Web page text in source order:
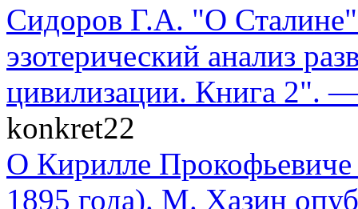
Сидоров Г.А. "О
эзотерический анализ
цивилизации. Книга 2".
konkret22
О Кирилле Прокофьевиче
1895 года). М. Хазин